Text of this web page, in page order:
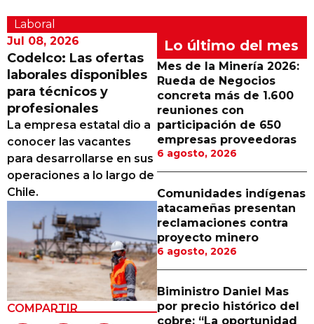
Minería Superficie
Minerí­a Subterránea
Canal Digital
Columnas de Opinión
Designaciones
Calendario de Eventos
Revistas Digital
Siguenos
Laboral
Jul 08, 2026
Codelco: Las ofertas
laborales disponibles
para técnicos y
profesionales
La empresa estatal dio a
conocer las vacantes
para desarrollarse en sus
operaciones a lo largo de
Chile.
COMPARTIR
Lo último del mes
Mes de la Minería 2026:
Rueda de Negocios
concreta más de 1.600
reuniones con
participación de 650
empresas proveedoras
6 agosto, 2026
Comunidades indígenas
atacameñas presentan
reclamaciones contra
proyecto minero
6 agosto, 2026
Biministro Daniel Mas
por precio histórico del
cobre: “La oportunidad